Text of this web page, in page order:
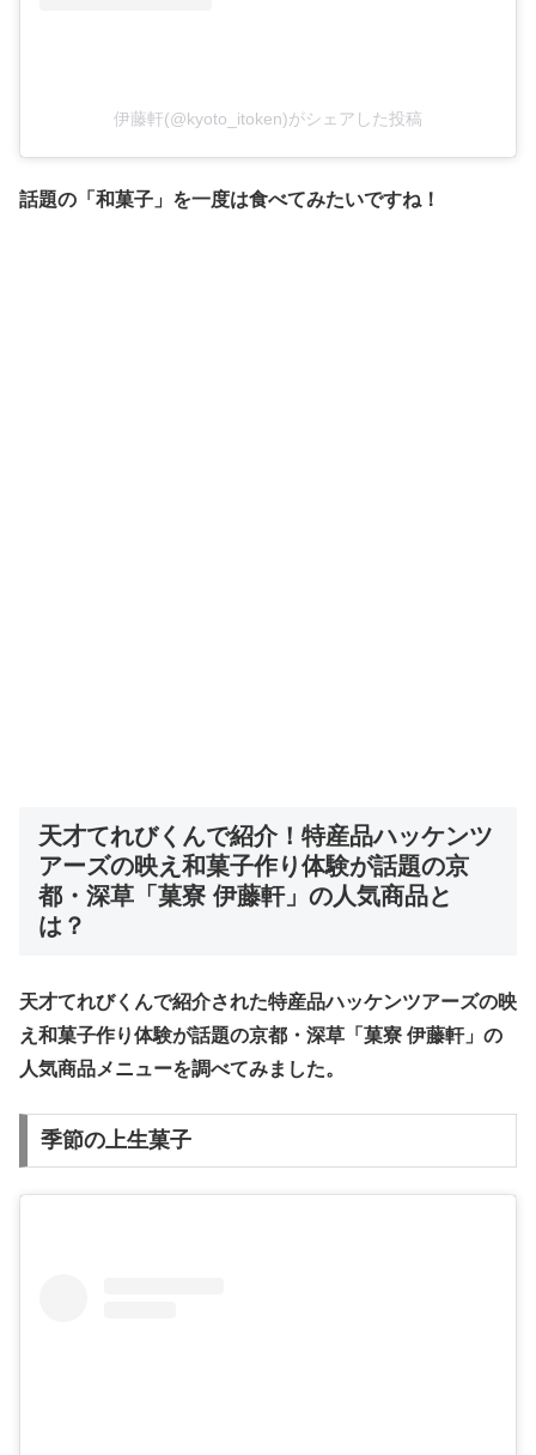
伊藤軒(@kyoto_itoken)がシェアした投稿
話題の「和菓子」を一度は食べてみたいですね！
天才てれびくんで紹介！ 特産品ハッケンツ
アーズの映え和菓子作り体験が話題の京
都・深草「菓寮 伊藤軒」 の人気商品と
は？
天才てれびくんで紹介された特産品ハッケンツアーズの映
え和菓子作り体験が話題の京都・深草「菓寮 伊藤軒」の
人気商品メニューを調べてみました。
季節の上生菓子